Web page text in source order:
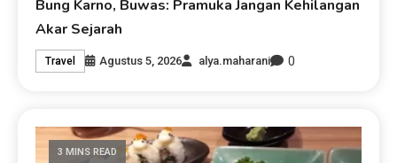
Bung Karno, Buwas: Pramuka Jangan Kehilangan
Akar Sejarah
Travel Agustus 5, 2026 alya.maharani 0
3 MINS READ